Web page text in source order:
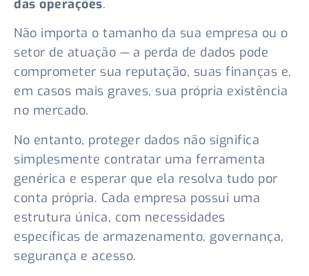
das operações.
Não importa o tamanho da sua empresa ou o
setor de atuação — a perda de dados pode
comprometer sua reputação, suas finanças e,
em casos mais graves, sua própria existência
no mercado.
No entanto, proteger dados não significa
simplesmente contratar uma ferramenta
genérica e esperar que ela resolva tudo por
conta própria. Cada empresa possui uma
estrutura única, com necessidades
específicas de armazenamento, governança,
segurança e acesso.